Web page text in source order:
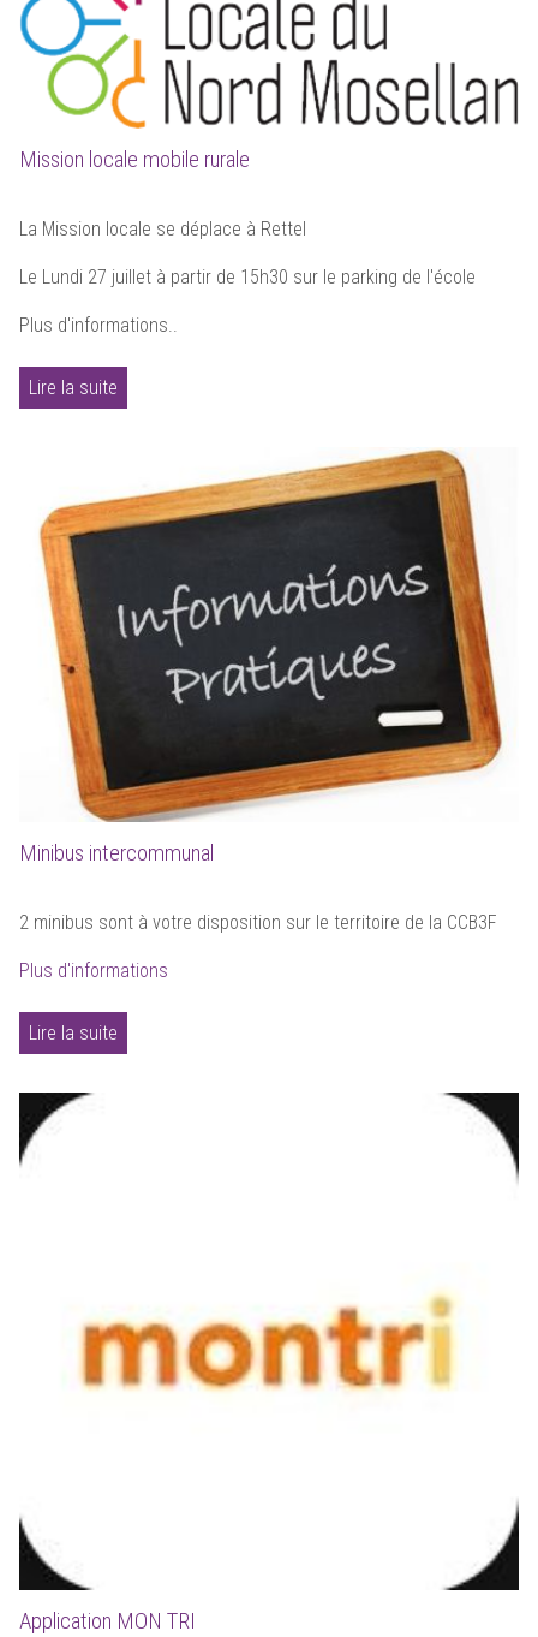
Mission locale mobile rurale
La Mission locale se déplace à Rettel
Le Lundi 27 juillet à partir de 15h30 sur le parking de l'école
Plus d'informations..
Lire la suite
Minibus intercommunal
2 minibus sont à votre disposition sur le territoire de la CCB3F
Plus d'informations
Lire la suite
Application MON TRI